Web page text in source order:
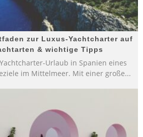
zur Luxus-Yachtcharter auf
& wichtige Tipps
Urlaub in Spanien eines
im Mittelmeer. Mit einer große...